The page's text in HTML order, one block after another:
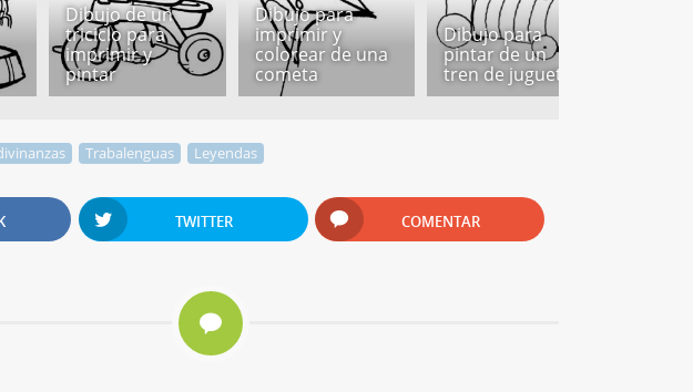
Dibujo de un
triciclo para
imprimir y
pintar
Dibujo para
imprimir y
colorear de una
cometa
Dibujo para
pintar de un
tren de juguete
Trabalenguas Leyendas
TWITTER COMENTAR